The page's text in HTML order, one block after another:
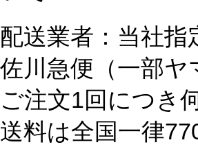
配送業者：当社指
佐川急便（一部ヤ
ご注文1回につき
送料は全国一律